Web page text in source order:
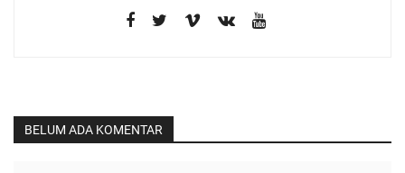
BELUM ADA KOMENTAR